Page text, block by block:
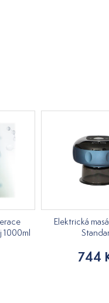
1000ml
Elektrická
744